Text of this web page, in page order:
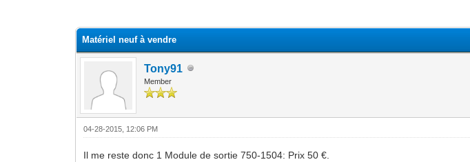
Matériel neuf à vendre
Tony91
Member
04-28-2015, 12:06 PM
Il me reste donc 1 Module de sortie 750-1504: Prix 50 €.